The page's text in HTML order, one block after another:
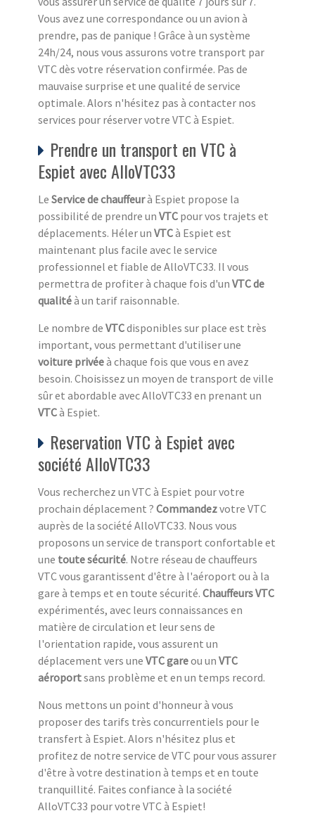
Vous avez une correspondance ou un avion à
prendre, pas de panique ! Grâce à un système
24h/24, nous vous assurons votre transport par
VTC dès votre réservation confirmée. Pas de
mauvaise surprise et une qualité de service
optimale. Alors n'hésitez pas à contacter nos
services pour réserver votre VTC à Espiet.
Prendre un transport en VTC à
Espiet avec AlloVTC33
Le Service de chauffeurà Espiet propose la
possibilité de prendre un VTC pour vos trajets et
déplacements. Héler un VTCà Espiet est
maintenant plus facile avec le service
professionnel et fiable de AlloVTC33. Il vous
permettra de profiter à chaque fois d'un VTC de
qualitéà un tarif raisonnable.
Le nombre de VTCdisponibles sur place est très
important, vous permettant d'utiliser une
voiture privéeà chaque fois que vous en avez
besoin. Choisissez un moyen de transport de ville
sûr et abordable avec AlloVTC33 en prenant un
VTCà Espiet.
Reservation VTC à Espiet avec
société AlloVTC33
Vous recherchez un VTC à Espiet pour votre
prochain déplacement ? Commandezvotre VTC
auprès de la société AlloVTC33. Nous vous
proposons un service de transport confortable et
une toute sécurité. Notre réseau de chauffeurs
VTC vous garantissent d'être à l'aéroport ou à la
gare à temps et en toute sécurité. Chauffeurs VTC
expérimentés, avec leurs connaissances en
matière de circulation et leur sens de
l'orientation rapide, vous assurent un
déplacement vers une VTC gareou un VTC
aéroportsans problème et en un temps record.
Nous mettons un point d'honneur à vous
proposer des tarifs très concurrentiels pour le
transfert à Espiet. Alors n'hésitez plus et
profitez de notre service de VTC pour vous assurer
d'être à votre destination à temps et en toute
tranquillité. Faites confiance à la société
AlloVTC33 pour votre VTC à Espiet!